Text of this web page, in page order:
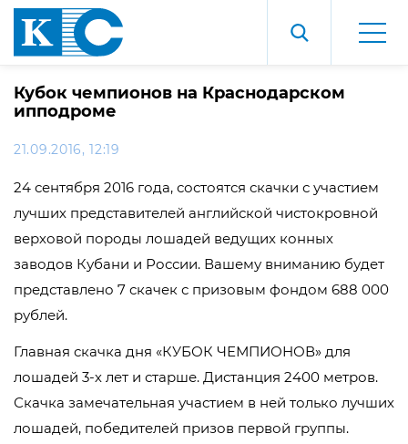
Кубок чемпионов на Краснодарском
ипподроме
21.09.2016, 12:19
24 сентября 2016 года, состоятся скачки с участием
лучших представителей английской чистокровной
верховой породы лошадей ведущих конных
заводов Кубани и России. Вашему вниманию будет
представлено 7 скачек с призовым фондом 688 000
рублей.
Главная скачка дня «КУБОК ЧЕМПИОНОВ» для
лошадей 3-х лет и старше. Дистанция 2400 метров.
Скачка замечательная участием в ней только лучших
лошадей, победителей призов первой группы.